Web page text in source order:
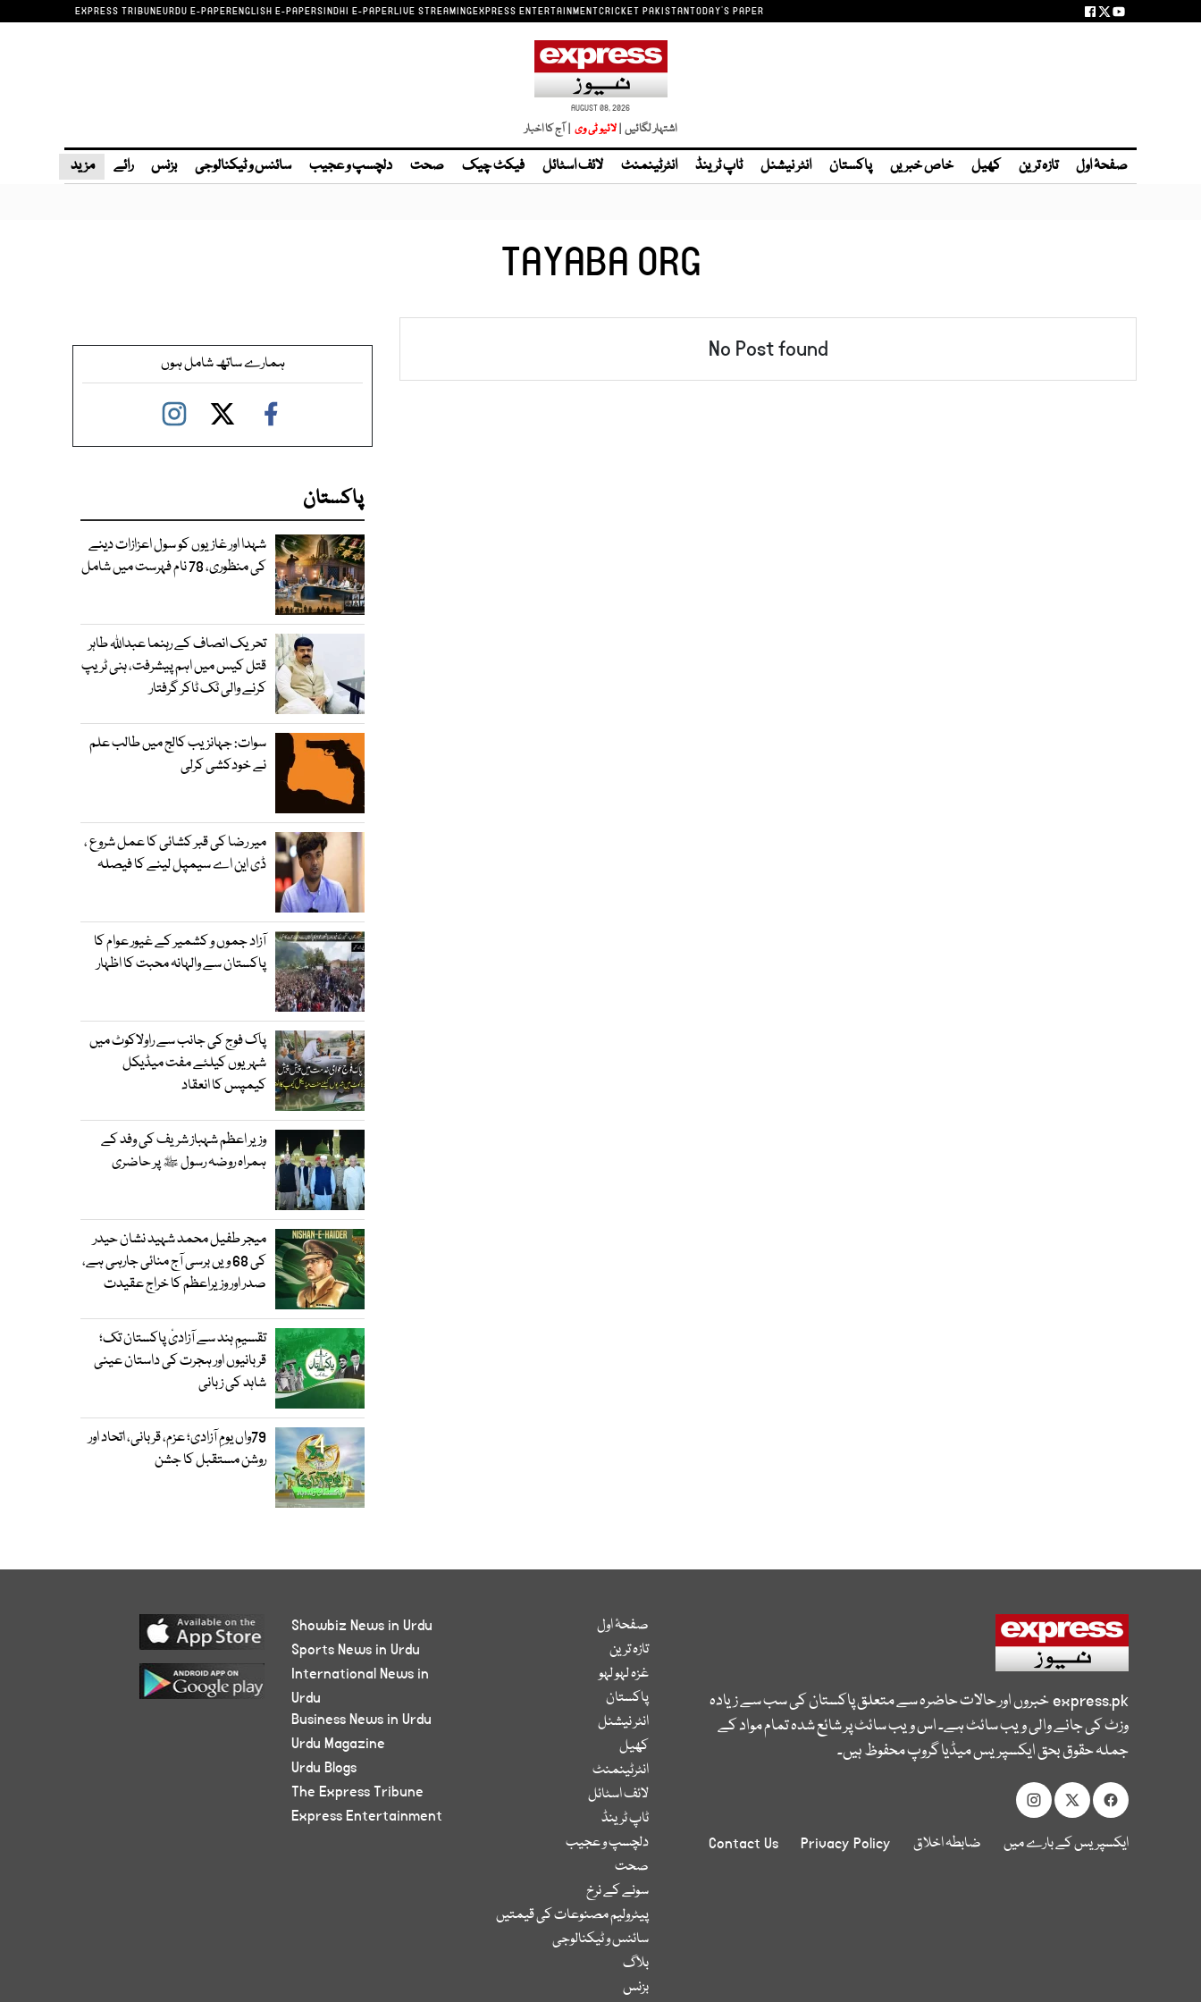
EXPRESS TRIBUNEURDU E-PAPERENGLISH E-PAPERSINDHI E-PAPERLIVE STREAMINGEXPRESS ENTERTAINMENTCRICKET PAKISTANTODAY'S PAPER
AUGUST 08, 2026
اشتہار لگائیں | | آج کا اخبار
صفحۂ اول تازہ ترین کھیل خاص خبریں پاکستان انٹر نیشنل ٹاپ ٹرینڈ انٹرٹینمنٹ لائف اسٹائل فیکٹ چیک صحت دلچسپ و عجیب سائنس و ٹیکنالوجی بزنس رائے مزید
TAYABA ORG
No Post found ہمارے ساتھ شامل ہوں
پاکستان
شہدا اور غازیوں کو سول اعزازات دینے
کی منظوری، 78 نام فہرست میں شامل
تحریک انصاف کے رہنما عبداللہ طاہر
قتل کیس میں اہم پیشرفت، ہنی ٹریپ
کرنے والی ٹک ٹاکر گرفتار
سوات: جہانزیب کالج میں طالب علم
نے خودکشی کرلی
میر رضا کی قبر کشائی کا عمل شروع ،
ڈی این اے سیمپل لینے کا فیصلہ
آزاد جموں و کشمیر کے غیور عوام کا
پاکستان سے والہانہ محبت کا اظہار
پاک فوج کی جانب سے راولاکوٹ میں
شہریوں کیلئے مفت میڈیکل
کیمپس کا انعقاد
وزیر اعظم شہباز شریف کی وفد کے
ہمراہ روضہ رسول ﷺ پر حاضری
میجر طفیل محمد شہید نشان حیدر
کی 68 ویں برسی آج منائی جارہی ہے،
صدر اور وزیراعظم کا خراج عقیدت
تقسیمِ ہند سے آزادیٔ پاکستان تک؛
قربانیوں اور ہجرت کی داستان عینی
شاہد کی زبانی
79واں یومِ آزادی؛ عزم، قربانی، اتحاد اور
روشن مستقبل کا جشن
express.pkخبروں اور حالات حاضرہ سے متعلق پاکستان کی سب سے زیادہ
وزٹ کی جانے والی ویب سائٹ ہے۔ اس ویب سائٹ پر شائع شدہ تمام مواد کے
جملہ حقوق بحق ایکسپریس میڈیا گروپ محفوظ ہیں۔
ایکسپریس کے بارے میں ضابطہ اخلاق Privacy Policy
Contact Us
صفحۂ اول
تازہ ترین
غزہ لہو لہو
پاکستان
انٹر نیشنل
کھیل
انٹرٹینمنٹ
لائف اسٹائل
ٹاپ ٹرینڈ
دلچسپ و عجیب
صحت
سونے کے نرخ
پیٹرولیم مصنوعات کی قیمتیں
سائنس و ٹیکنالوجی
بلاگ
بزنس
Showbiz News in Urdu
Sports News in Urdu
International News in
Urdu
Business News in Urdu
Urdu Magazine
Urdu Blogs
The Express Tribune
Express Entertainment